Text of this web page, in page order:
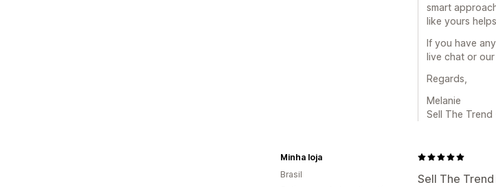
smart
like yours
If you have
live chat or
Regards,
Melanie
Sell The Trend
Sell The
Minha loja
Brasil